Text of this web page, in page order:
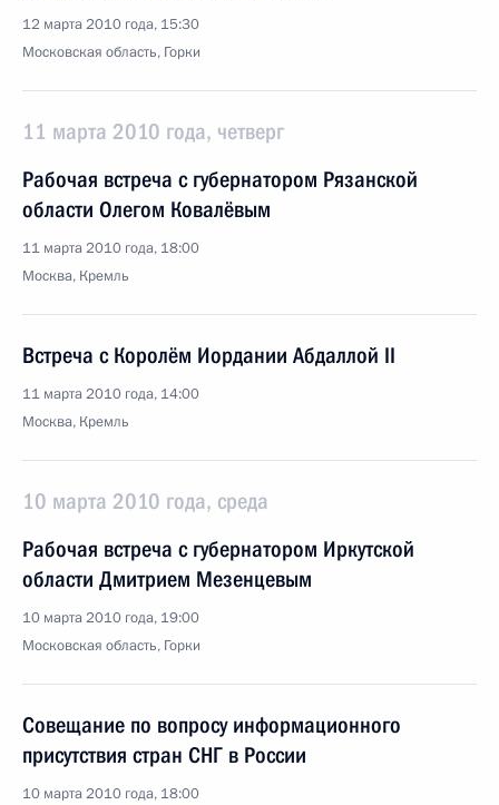
12 марта 2010 года, 15:30
Московская область, Горки
11 марта 2010 года, четверг
Рабочая встреча с губернатором Рязанской
области Олегом Ковалёвым
11 марта 2010 года, 18:00
Москва, Кремль
Встреча с Королём Иордании Абдаллой II
11 марта 2010 года, 14:00
Москва, Кремль
10 марта 2010 года, среда
Рабочая встреча с губернатором Иркутской
области Дмитрием Мезенцевым
10 марта 2010 года, 19:00
Московская область, Горки
Совещание по вопросу информационного
присутствия стран СНГ в России
10 марта 2010 года, 18:00